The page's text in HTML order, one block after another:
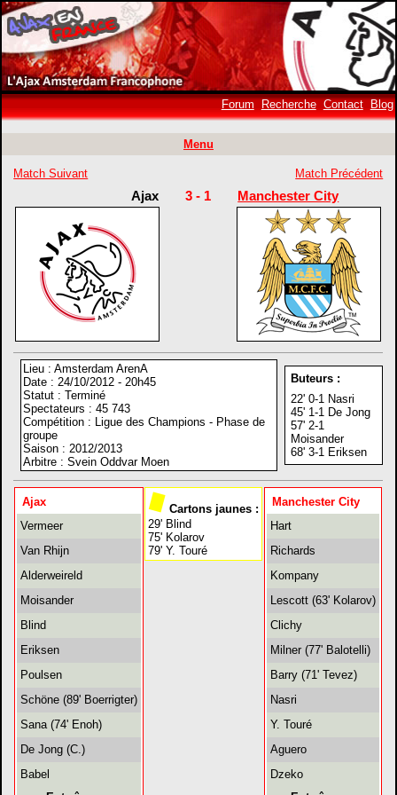
Forum Recherche Contact Blog
Menu
Match Suivant Match Précédent
Ajax 3 - 1 Manchester City
Lieu : Amsterdam ArenA
Date : 24/10/2012 - 20h45
Statut : Terminé
Spectateurs : 45 743
Compétition : Ligue des Champions - Phase de
groupe
Saison : 2012/2013
Arbitre : Svein Oddvar Moen
Buteurs :
22' 0-1 Nasri
45' 1-1 De Jong
57' 2-1
Moisander
68' 3-1 Eriksen
Ajax
Vermeer
Van Rhijn
Alderweireld
Moisander
Blind
Eriksen
Poulsen
Schöne (89' Boerrigter)
Sana (74' Enoh)
De Jong (C.)
Babel
Cartons jaunes :
29' Blind
75' Kolarov
79' Y. Touré
Manchester City
Hart
Richards
Kompany
Lescott (63' Kolarov)
Clichy
Milner (77' Balotelli)
Barry (71' Tevez)
Nasri
Y. Touré
Aguero
Dzeko